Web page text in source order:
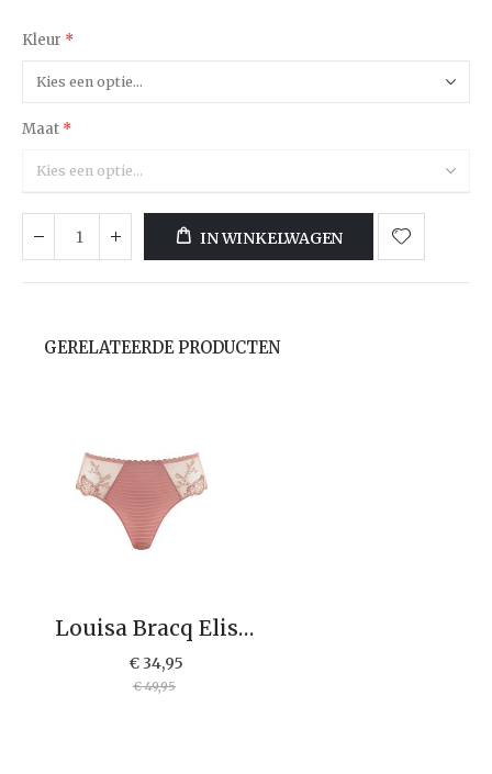
Kleur
Maat
IN WINKELWAGEN
GERELATEERDE PRODUCTEN
Louisa Bracq Elise Shorty 03-41940
€ 34,95
€ 49,95